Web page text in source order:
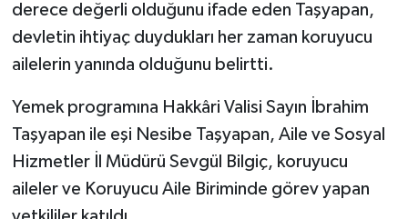
derece değerli olduğunu ifade eden Taşyapan,
devletin ihtiyaç duydukları her zaman koruyucu
ailelerin yanında olduğunu belirtti.
Yemek programına Hakkâri Valisi Sayın İbrahim
Taşyapan ile eşi Nesibe Taşyapan, Aile ve Sosyal
Hizmetler İl Müdürü Sevgül Bilgiç, koruyucu
aileler ve Koruyucu Aile Biriminde görev yapan